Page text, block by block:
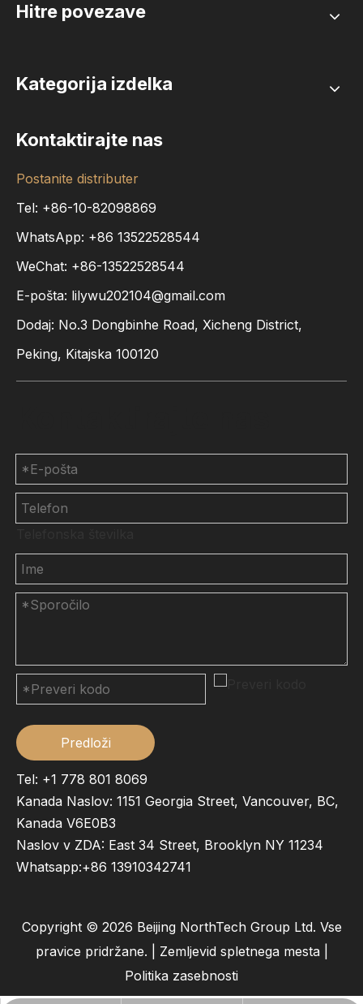
Hitre povezave
Kategorija izdelka
Kontaktirajte nas
Postanite distributer
Tel: +86-10-82098869
WhatsApp: +86 13522528544
WeChat: +86-13522528544
E-pošta: lilywu202104@gmail.com
Dodaj: No.3 Dongbinhe Road, Xicheng District,
Peking, Kitajska 100120
Predloži
Tel: +1 778 801 8069
Kanada Naslov: 1151 Georgia Street, Vancouver, BC,
Kanada V6E0B3
Naslov v ZDA: East 34 Street, Brooklyn NY 11234
Whatsapp:+86 13910342741
Copyright © 2026 Beijing NorthTech Group Ltd. Vse
pravice pridržane. | Zemljevid spletnega mesta|
Politika zasebnosti